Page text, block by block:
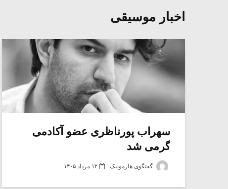
اخبار موسیقی
سهراب پورناظری عضو آکادمی
گرمی شد
گفتگوی هارمونیک ۱۲ مرداد ۱۴۰۵